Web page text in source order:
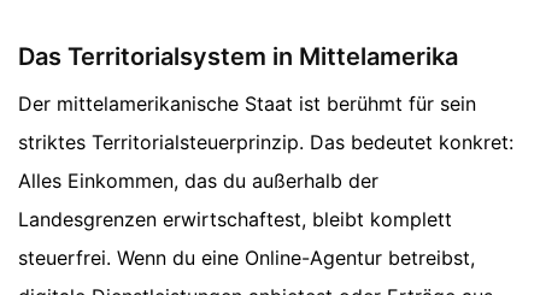
Das Territorialsystem in Mittelamerika
Der mittelamerikanische Staat ist berühmt für sein
striktes Territorialsteuerprinzip. Das bedeutet konkret:
Alles Einkommen, das du außerhalb der
Landesgrenzen erwirtschaftest, bleibt komplett
steuerfrei. Wenn du eine Online-Agentur betreibst,